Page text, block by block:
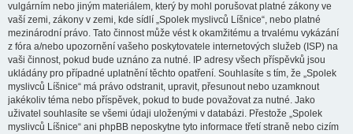
vulgárním nebo jiným materiálem, který by mohl porušovat platné zákony ve
vaší zemi, zákony v zemi, kde sídlí „Spolek myslivců Líšnice“, nebo platné
mezinárodní právo. Tato činnost může vést k okamžitému a trvalému vykázání
z fóra a/nebo upozornění vašeho poskytovatele internetových služeb (ISP) na
vaši činnost, pokud bude uznáno za nutné. IP adresy všech příspěvků jsou
ukládány pro případné uplatnění těchto opatření. Souhlasíte s tím, že „Spolek
myslivců Líšnice“ má právo odstranit, upravit, přesunout nebo uzamknout
jakékoliv téma nebo příspěvek, pokud to bude považovat za nutné. Jako
uživatel souhlasíte se všemi údaji uloženými v databázi. Přestože „Spolek
myslivců Líšnice“ ani phpBB neposkytne tyto informace třetí straně nebo cizím